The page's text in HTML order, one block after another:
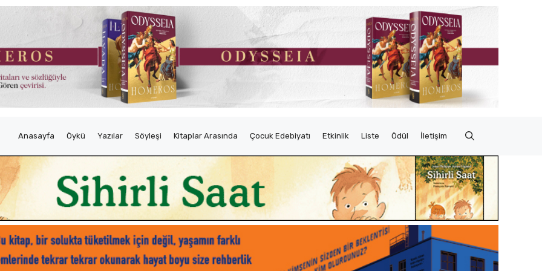
Anasayfa Öykü Yazılar Söyleşi Kitaplar Arasında Çocuk Edebiyatı Etkinlik Liste Ödül İletişim